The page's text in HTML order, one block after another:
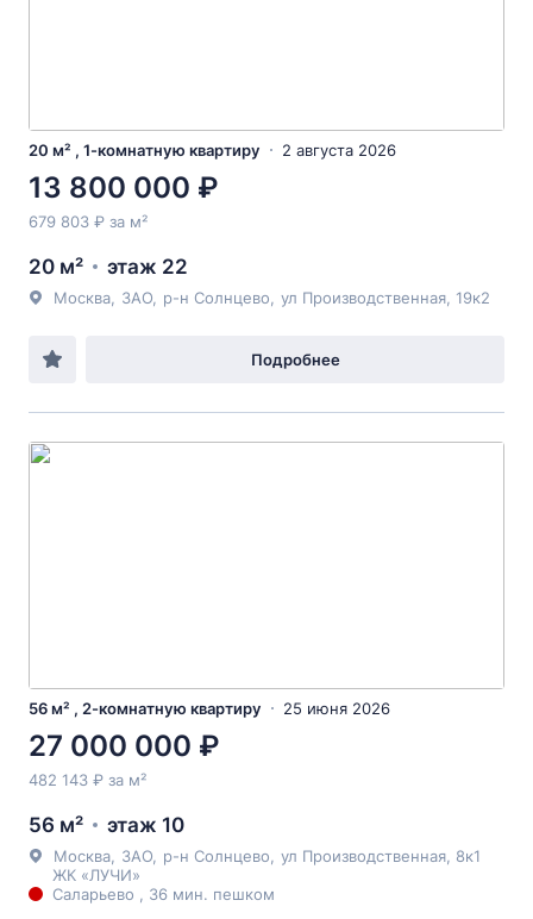
20 м² , 1-комнатную квартиру 2 августа 2026
13 800 000 ₽
679 803 ₽ за м²
20 м² этаж 22
Москва ЗАО р-н Солнцево ул Производственная , 19к2
Подробнее
56 м² , 2-комнатную квартиру 25 июня 2026
27 000 000 ₽
482 143 ₽ за м²
56 м² этаж 10
Москва ЗАО р-н Солнцево ул Производственная , 8к1
ЖК «ЛУЧИ»
Саларьево , 36 мин. пешком